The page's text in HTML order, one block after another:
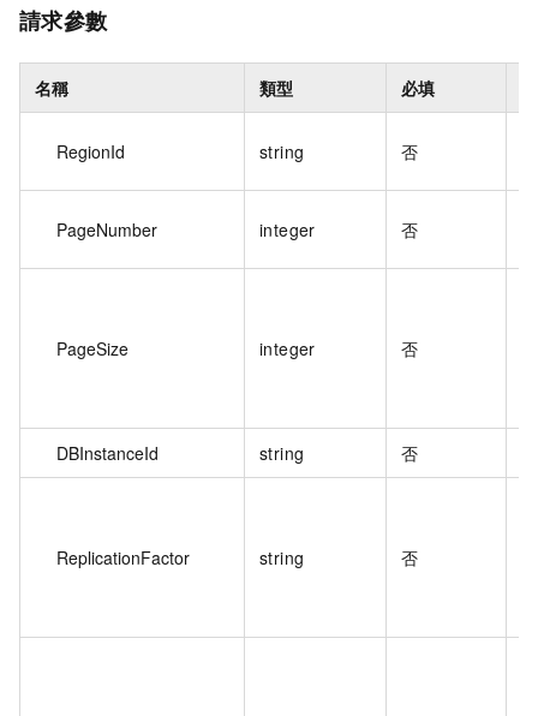
請求參數
名稱 類型 必填
RegionId string 否
PageNumber integer 否
PageSize integer 否
DBInstanceId string 否
ReplicationFactor string 否